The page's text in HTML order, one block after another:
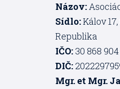
Názov:
Sídlo:Kálov
Republika
IČO: 30 868 904
DIČ:
Mgr. et Mgr.